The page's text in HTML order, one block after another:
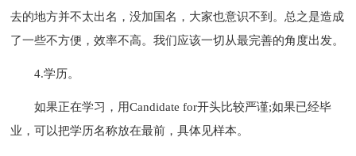
去的地方并不太出名，没加国名，大家也意识不到。总之是造成
了一些不方便，效率不高。我们应该一切从最完善的角度出发。
4.学历。
如果正在学习，用Candidate for开头比较严谨;如果已经毕
业，可以把学历名称放在最前，具体见样本。